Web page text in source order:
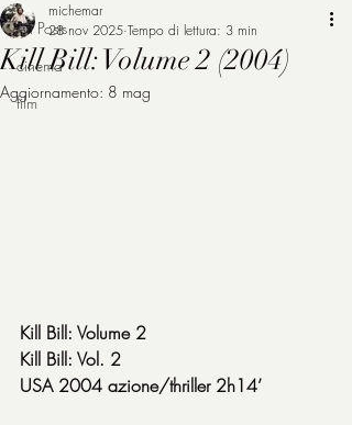
All Posts
cinema
film
Kill Bill: Volume 2 (2004)
michemar
28 nov 2025 Tempo di lettura: 3 min
Aggiornamento: 8 mag
Kill Bill: Volume 2
Kill Bill: Vol. 2
USA 2004 azione/thriller 2h14’